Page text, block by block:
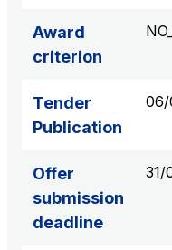
Società Autostrada
Network Km: 55
Tangenziale di
Concession expiring
Award
criterion
Tender
Publication
06/
Offer
submission
deadline
31/